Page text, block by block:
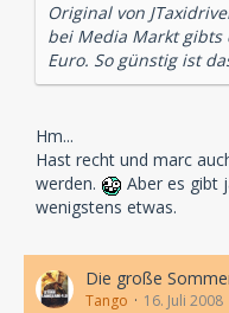
Original von
bei Media Markt gibts
Euro. So günstig ist
Hm...
Hast recht und marc
werden.
Aber es gibt
wenigstens etwas.
Die große
Tango 16. Juli 2008